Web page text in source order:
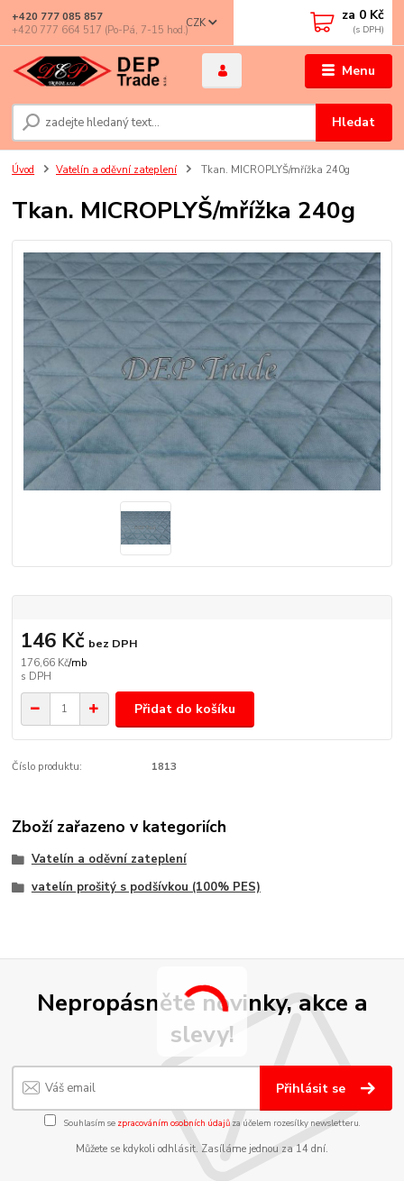
Menu
CZK
Hledat
+420 777 085 857
+420 777 664 517 (Po-Pá, 7-15 hod.)
za 0 Kč
Úvod Vatelín a oděvní zateplení Tkan. MICROPLYŠ/mřížka 240g
Tkan. MICROPLYŠ/mřížka 240g
176,66 Kč/mb
146 Kč bez DPH
Přidat do košíku
Číslo produktu: 1813
Zboží zařazeno v kategoriích
Vatelín a oděvní zateplení
vatelín prošitý s podšívkou (100% PES)
Nepropásněte novinky, akce a
slevy!
Přihlásit se
Souhlasím se zpracováním osobních údajůza účelem rozesílky newsletteru.
Můžete se kdykoli odhlásit. Zasíláme jednou za 14 dní.